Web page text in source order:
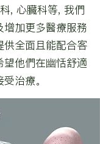
, 心臟科等, 我們
加更多醫療服務
全面且能配合客
他們在幽恬舒適
治療。